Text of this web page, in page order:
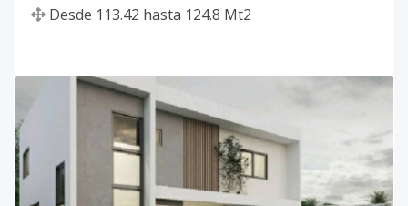
Desde 113.42 hasta 124.8 Mt2